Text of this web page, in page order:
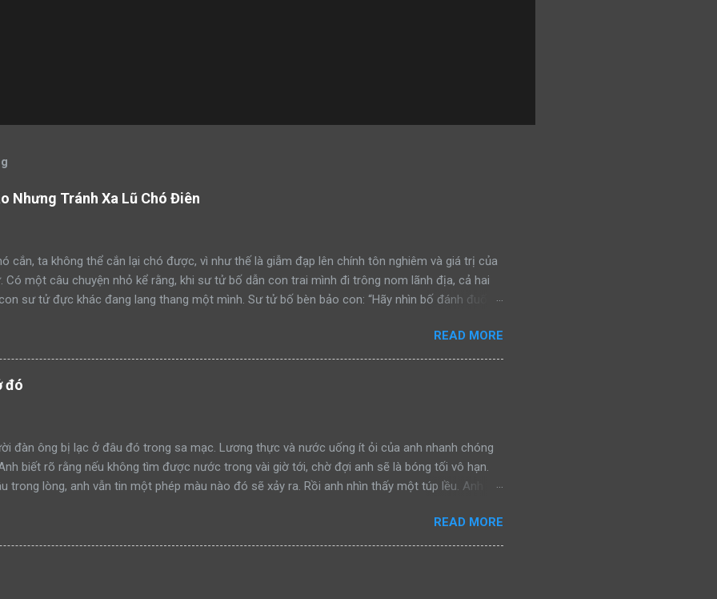
Nhưng Tránh Xa Lũ Chó Điên
cắn, ta không thể cắn lại chó được, vì như thế là giẫm đạp lên chính tôn nghiêm và giá trị của
Có một câu chuyện nhỏ kể rằng, khi sư tử bố dẫn con trai mình đi trông nom lãnh địa, cả hai
sư tử đực khác đang lang thang một mình. Sư tử bố bèn bảo con: “Hãy nhìn bố đánh đuổi
công. Một ngày khác, hai bố con sư tử tiếp tục dẫn nhau đi tuần tra, cả hai bắt gặp một con
men săn mồi trong lãnh thổ. Sư tử bố quay sang bảo con: “Hãy nhìn bố đánh đuổi kẻ ngoại
như thế nào mà học tập”. Rồi sư tử bố tiếp tục lao lên anh dũng chiến đấu, bảo vệ khu vực
thành công. Lại một ngày khác, hai bố con sư tử trên đường tuần tra lại bắt gặp một con báo
cận khu rừng. Sư tử bố tiếp tục quay sang bảo con nhìn mình đánh đuổi kẻ thù, rồi gầm lên
READ MORE
đó
đàn ông bị lạc ở đâu đó trong sa mạc. Lương thực và nước uống ít ỏi của anh nhanh chóng
biết rõ rằng nếu không tìm được nước trong vài giờ tới, chờ đợi anh sẽ là bóng tối vô hạn.
trong lòng, anh vẫn tin một phép màu nào đó sẽ xảy ra. Rồi anh nhìn thấy một túp lều. Anh
chẳng còn lựa chọn nào khác ngoài việc tin tưởng. Dù sao đi nữa, đây chính là hy vọng cuối
Anh dùng chút sức lực còn lại để đi về phía túp lều. Càng tiến gần, hy vọng của anh càng
lần này may mắn cũng đứng về phía anh. Thật sự có một túp lều ở đó! Nhưng tại sao vậy? Tại
hoàn toàn hoang vắng? Dường như đã không có ai đặt chân đến đây suốt nhiều năm. Dẫu
READ MORE